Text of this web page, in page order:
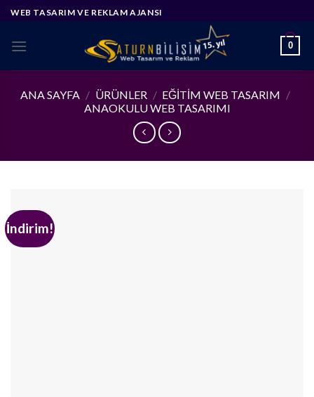
Skip
content
WEB TASARIM VE REKLAM AJANSI
0
ANA SAYFA / ÜRÜNLER / EĞITIM WEB TASARIM /
ANAOKULU WEB TASARIMI
İndirim!